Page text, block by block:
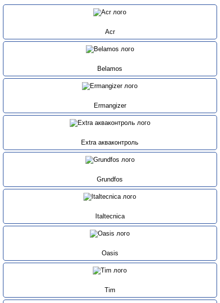
Acr
Belamos
Ermangizer
Extra акваконтроль
Grundfos
Italtecnica
Oasis
Tim